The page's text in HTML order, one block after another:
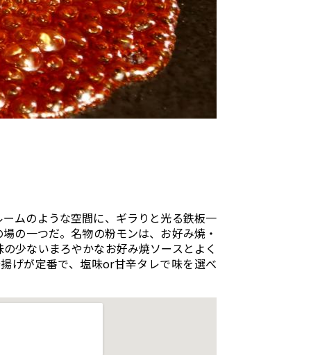
ムのような空間に、ギラりと光る鉄板一
の一つだ。名物の粉モンは、お好み焼・
少ないまろやかなお好み焼ソースとよく
げが定番で、塩味or甘辛タレで味を選べ